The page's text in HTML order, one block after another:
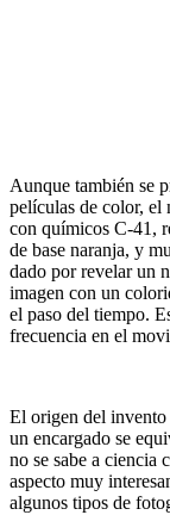
Aunque también se
películas de color, el
con químicos C-41,
de base naranja, y
dado por revelar un
imagen con un
el paso del tiempo.
frecuencia en el
El origen del invento
un encargado se
no se sabe a ciencia
aspecto muy
algunos tipos de